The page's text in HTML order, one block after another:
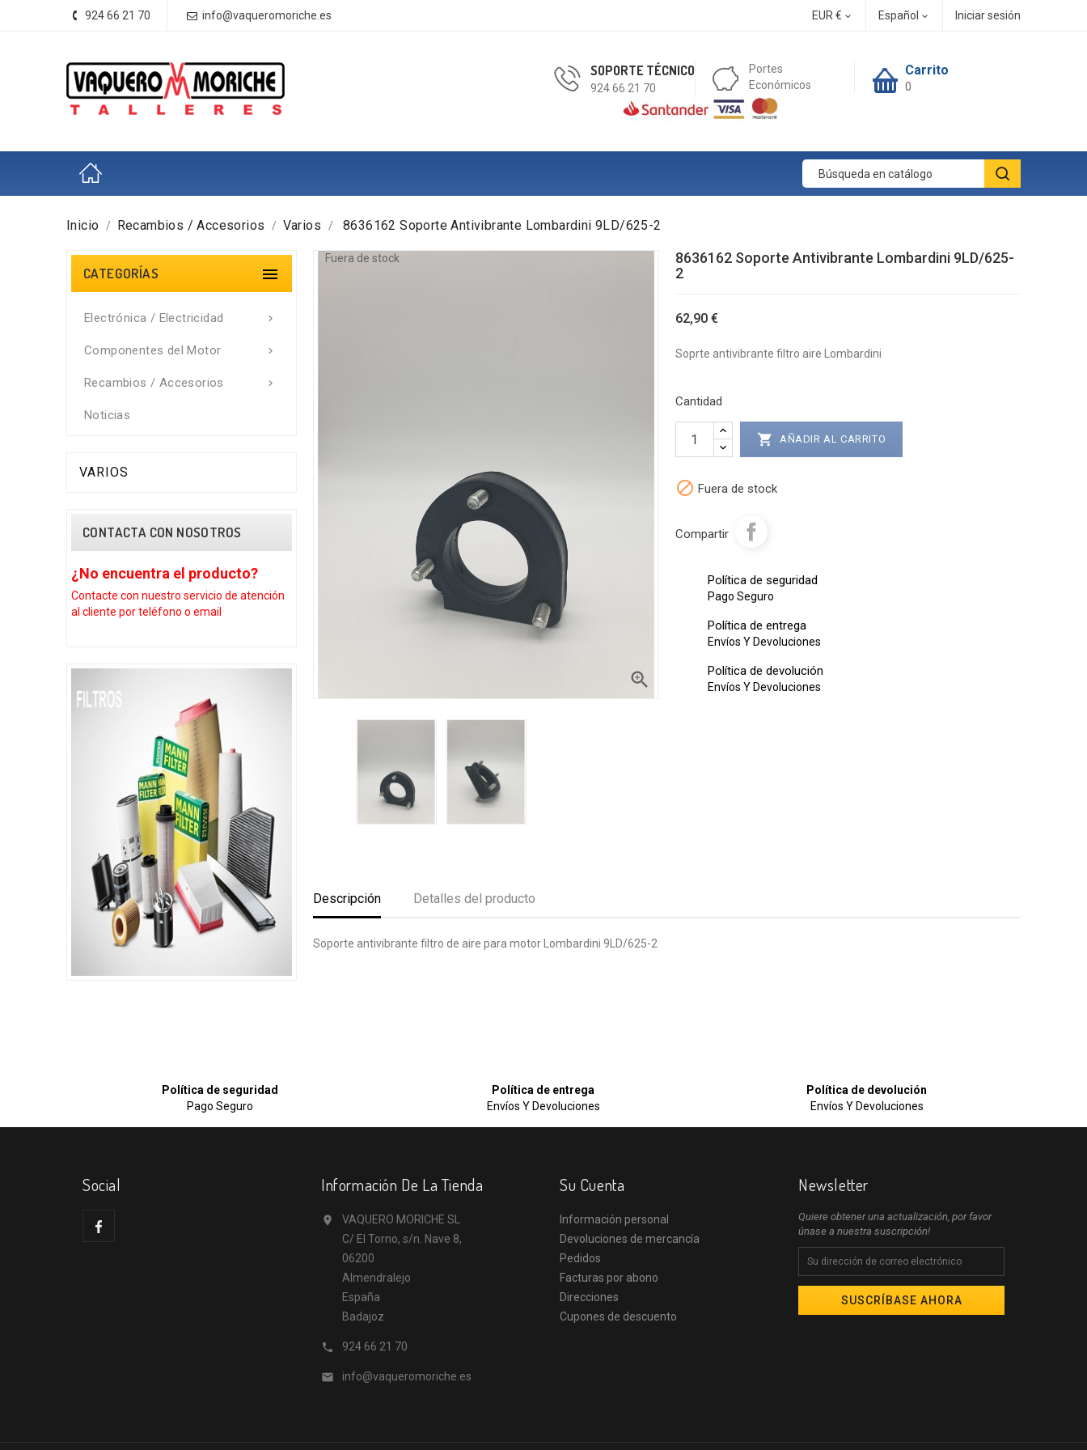
924 66 21 70 info@vaqueromoriche.es EUR €  Español  Iniciar sesión
Carrito
0
SOPORTE TÉCNICO
924 66 21 70
Portes
Económicos
Inicio Recambios / Accesorios Varios 8636162 Soporte Antivibrante Lombardini 9LD/625-2
CATEGORÍAS 

Electrónica / Electricidad

Componentes del Motor

Recambios / Accesorios
Noticias
VARIOS
CONTACTA CON NOSOTROS
¿No encuentra el producto?
Contacte con nuestro servicio de atención
al cliente por teléfono o email
¿No encuentra el producto?
Contacte con nuestro servicio de atención
al cliente por teléfono o email
Fuera de stock

8636162 Soporte Antivibrante Lombardini 9LD/625-
2
62,90 €
Soprte antivibrante filtro aire Lombardini
Cantidad
 AÑADIR AL CARRITO
 Fuera de stock
Compartir
Política de seguridad
Pago Seguro
Política de entrega
Envíos Y Devoluciones
Política de devolución
Envíos Y Devoluciones
Descripción Detalles del producto
Soporte antivibrante filtro de aire para motor Lombardini 9LD/625-2
Política de seguridad
Pago Seguro
Política de entrega
Envíos Y Devoluciones
Política de devolución
Envíos Y Devoluciones
Social Información De La Tienda

VAQUERO MORICHE SL
C/ El Torno, s/n. Nave 8,
06200
Almendralejo
España
Badajoz
 924 66 21 70
 info@vaqueromoriche.es
Su Cuenta
Información personal
Devoluciones de mercancía
Pedidos
Facturas por abono
Direcciones
Cupones de descuento
Newsletter
Quiere obtener una actualización, por favor
únase a nuestra suscripción!